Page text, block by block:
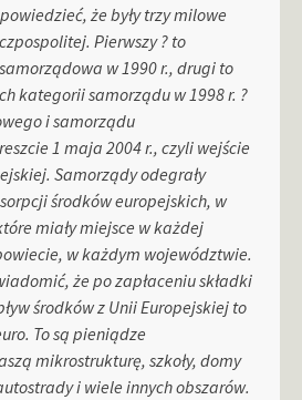
że były trzy milowe
Pierwszy ? to
w 1990 r., drugi to
kategorii samorządu w 1998 r. ?
i samorządu
1 maja 2004 r., czyli wejście
Samorządy odegrały
środków europejskich, w
miały miejsce w każdej
w każdym województwie.
że po zapłaceniu składki
środków z Unii Europejskiej to
To są pieniądze
mikrostrukturę, szkoły, domy
i wiele innych obszarów.